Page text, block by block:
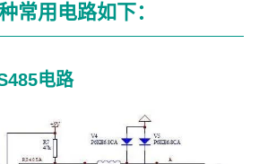
常用电路如下：
电路